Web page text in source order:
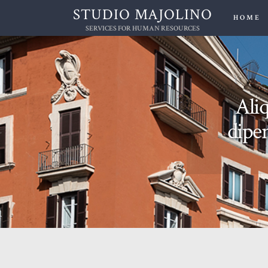
STUDIO MAJOLINO
SERVICES FOR HUMAN RESOURCES
HOME